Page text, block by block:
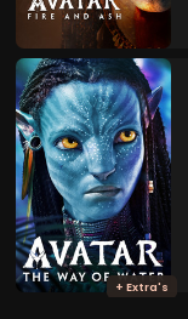
+ Extra's